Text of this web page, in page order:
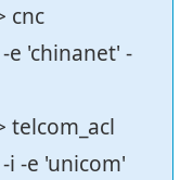
cnc
'chinanet' -
telcom_acl
i -e 'unicom'